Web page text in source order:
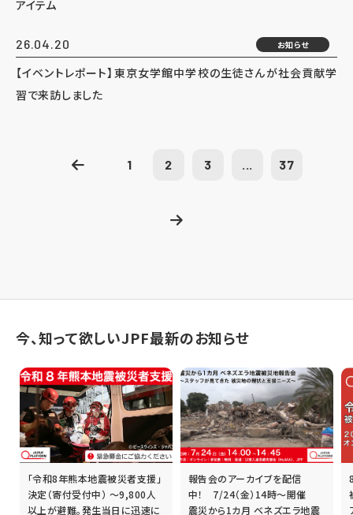
アイテム
26.04.20 お知らせ
【イベントレポート】東京女学館中学校の生徒さんが社会貢献学
習で来訪しました
1 2 3 ... 37
今、知って欲しいJPF最新のお知らせ
「令和8年熊本地震被災者支援」
決定（寄付受付中） ～9,800人
以上が避難。発生当日に迅速に
報告会のアーカイブを配信
中！ 7/24（金）14時～開催
震災から1カ月 ベネズエラ地震